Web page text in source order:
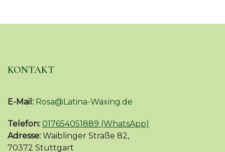
KONTAKT
E-Mail: Rosa@Latina-Waxing.de
Telefon: 017654051889 (WhatsApp)
Adresse: Waiblinger Straße 82,
70372 Stuttgart